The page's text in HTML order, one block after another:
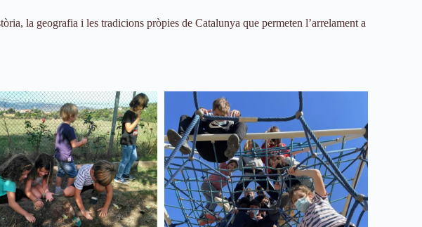
la geografia i les tradicions pròpies de Catalunya que permeten l’arrelament a